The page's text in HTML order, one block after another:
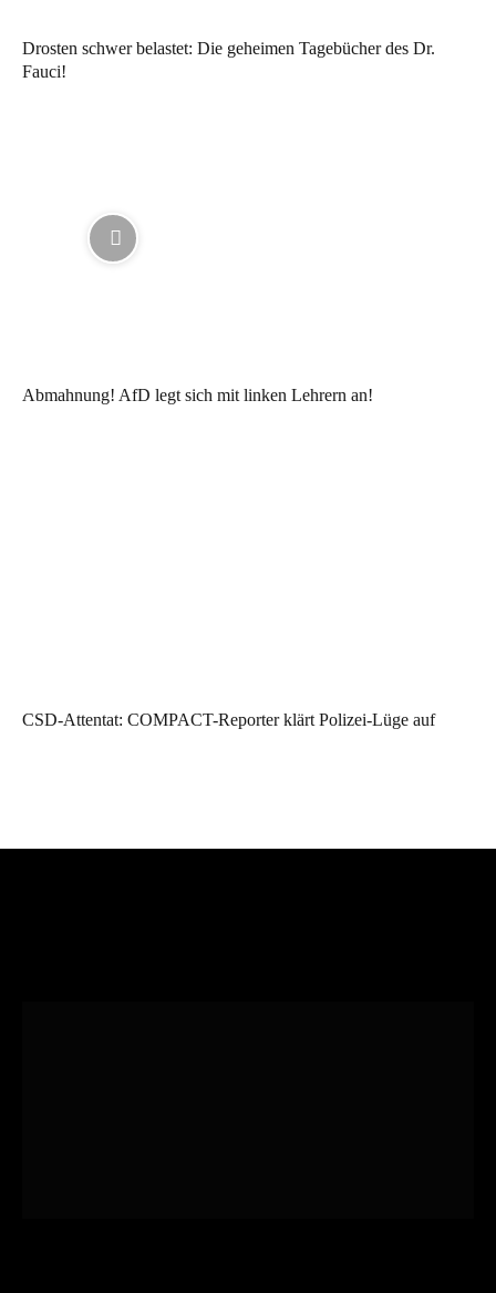
Drosten schwer belastet: Die geheimen Tagebücher des Dr.
Fauci!
Abmahnung! AfD legt sich mit linken Lehrern an!
CSD-Attentat: COMPACT-Reporter klärt Polizei-Lüge auf